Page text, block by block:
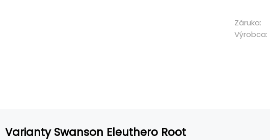
Záruka:
Výrobca:
Varianty Swanson Eleuthero Root